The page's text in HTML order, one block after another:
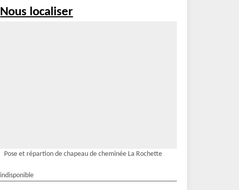
Nous localiser
Pose et répartion de chapeau de cheminée La Rochette
indisponible